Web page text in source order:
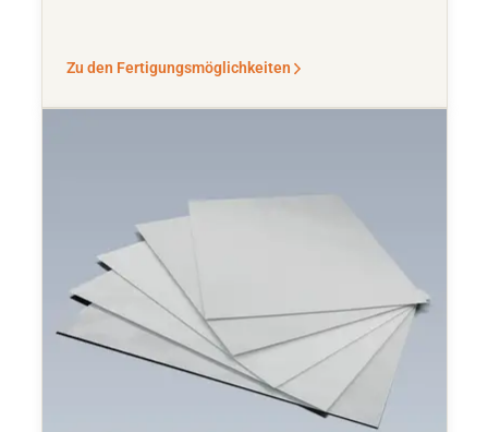
Zu den Fertigungsmöglichkeiten